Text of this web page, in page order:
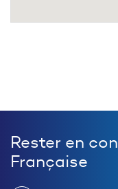
Rester en
Française